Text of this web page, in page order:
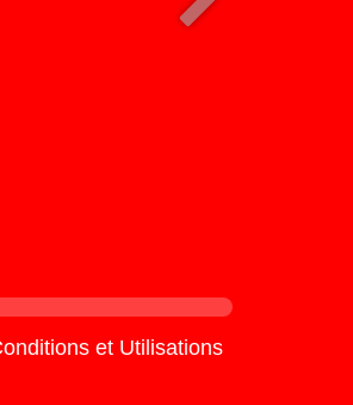
et Utilisations